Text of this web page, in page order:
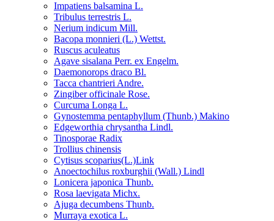
Impatiens balsamina L.
Tribulus terrestris L.
Nerium indicum Mill.
Bacopa monnieri (L.) Wettst.
Ruscus aculeatus
Agave sisalana Perr. ex Engelm.
Daemonorops draco Bl.
Tacca chantrieri Andre.
Zingiber officinale Rose.
Curcuma Longa L.
Gynostemma pentaphyllum (Thunb.) Makino
Edgeworthia chrysantha Lindl.
Tinosporae Radix
Trollius chinensis
Cytisus scoparius(L.)Link
Anoectochilus roxburghii (Wall.) Lindl
Lonicera japonica Thunb.
Rosa laevigata Michx.
Ajuga decumbens Thunb.
Murraya exotica L.